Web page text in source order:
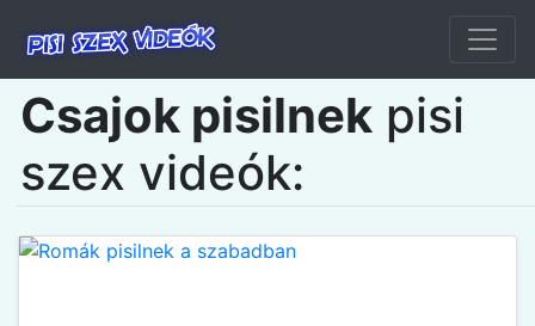
Csajok pisilnek pisi
szex videók: